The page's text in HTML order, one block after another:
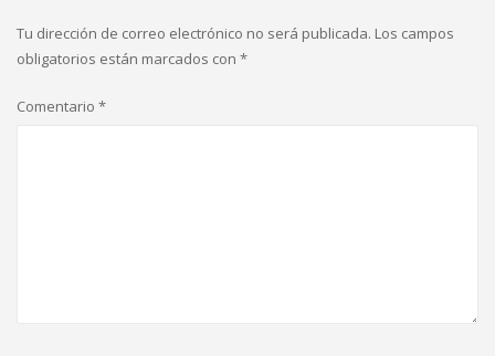
Tu dirección de correo electrónico no será publicada. Los campos
obligatorios están marcados con *
Comentario *